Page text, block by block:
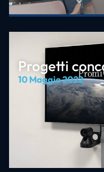
Progetti
10 Maggio 2022